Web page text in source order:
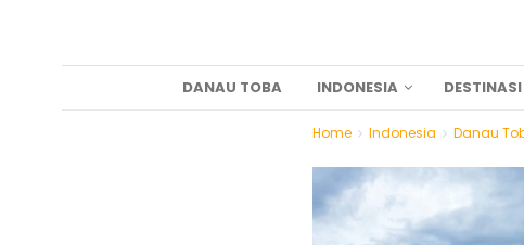
DANAU TOBA INDONESIA DESTINASI
Home Indonesia Danau